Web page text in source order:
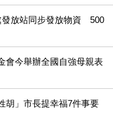
發放站同步發放物資 500
今舉辦全國自強母親表
」市長提幸福7件事要